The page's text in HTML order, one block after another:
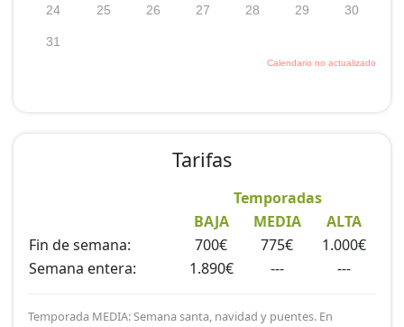
Tarifas
Temporadas
BAJA
MEDIA
ALTA
Fin de semana:
700€ 775€
1.000€
Semana entera:
1.890€ --- ---
Temporada MEDIA: Semana santa, navidad y puentes. En